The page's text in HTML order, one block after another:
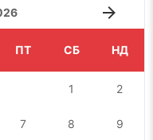
ПТ СБ НД
1 2
7 8 9